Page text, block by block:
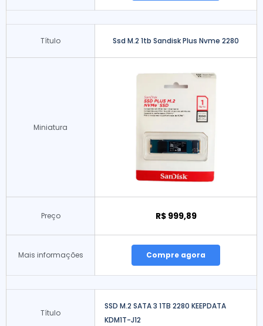
Título Ssd M.2 1tb Sandisk Plus Nvme 2280
Miniatura
Preço R$ 999,89
Mais informações Compre agora
Título
SSD M.2 SATA 3 1TB 2280 KEEPDATA
KDM1T-J12